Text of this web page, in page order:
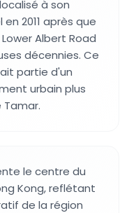
à son
2011 après que
Albert Road
décennies. Ce
partie d'un
urbain plus
le centre du
Kong, reflétant
de la région